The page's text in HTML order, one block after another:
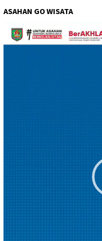
ASAHAN GO WISATA
Pemutar
Video